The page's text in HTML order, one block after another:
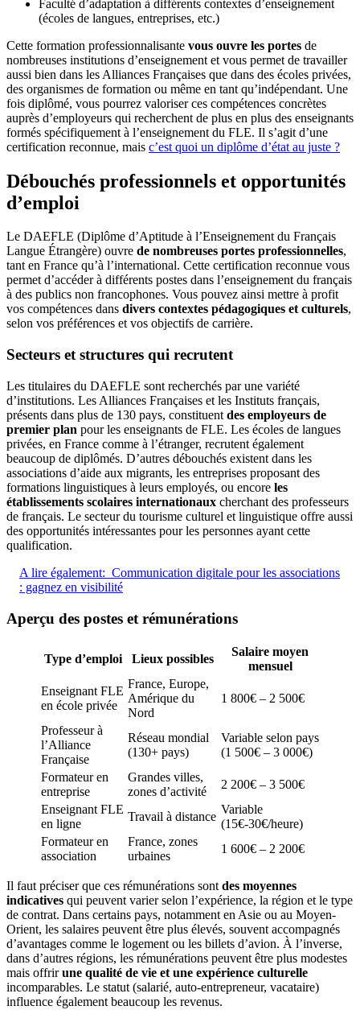
Faculté d’adaptation à différents contextes d’enseignement
(écoles de langues, entreprises, etc.)
Cette formation professionnalisante vous ouvre les portes de
nombreuses institutions d’enseignement et vous permet de travailler
aussi bien dans les Alliances Françaises que dans des écoles privées,
des organismes de formation ou même en tant qu’indépendant. Une
fois diplômé, vous pourrez valoriser ces compétences concrètes
auprès d’employeurs qui recherchent de plus en plus des enseignants
formés spécifiquement à l’enseignement du FLE. Il s’agit d’une
certification reconnue, mais c’est quoi un diplôme d’état au juste ?
Débouchés professionnels et opportunités
d’emploi
Le DAEFLE (Diplôme d’Aptitude à l’Enseignement du Français
Langue Étrangère) ouvre de nombreuses portes professionnelles,
tant en France qu’à l’international. Cette certification reconnue vous
permet d’accéder à différents postes dans l’enseignement du français
à des publics non francophones. Vous pouvez ainsi mettre à profit
vos compétences dans divers contextes pédagogiques et culturels,
selon vos préférences et vos objectifs de carrière.
Secteurs et structures qui recrutent
Les titulaires du DAEFLE sont recherchés par une variété
d’institutions. Les Alliances Françaises et les Instituts français,
présents dans plus de 130 pays, constituent des employeurs de
premier plan pour les enseignants de FLE. Les écoles de langues
privées, en France comme à l’étranger, recrutent également
beaucoup de diplômés. D’autres débouchés existent dans les
associations d’aide aux migrants, les entreprises proposant des
formations linguistiques à leurs employés, ou encore les
établissements scolaires internationaux cherchant des professeurs
de français. Le secteur du tourisme culturel et linguistique offre aussi
des opportunités intéressantes pour les personnes ayant cette
qualification.
A lire également: Communication digitale pour les associations
: gagnez en visibilité
Aperçu des postes et rémunérations
Type d’emploi Lieux possibles
Salaire moyen
mensuel
Enseignant FLE
en école privée
France, Europe,
Amérique du
Nord
1 800€ – 2 500€
Professeur à
l’Alliance
Française
Réseau mondial
(130+ pays)
Variable selon pays
(1 500€ – 3 000€)
Formateur en
entreprise
Grandes villes,
zones d’activité
2 200€ – 3 500€
Enseignant FLE
en ligne
Travail à distance
Variable
(15€-30€/heure)
Formateur en
association
France, zones
urbaines
1 600€ – 2 200€
Il faut préciser que ces rémunérations sont des moyennes
indicatives qui peuvent varier selon l’expérience, la région et le type
de contrat. Dans certains pays, notamment en Asie ou au Moyen-
Orient, les salaires peuvent être plus élevés, souvent accompagnés
d’avantages comme le logement ou les billets d’avion. À l’inverse,
dans d’autres régions, les rémunérations peuvent être plus modestes
mais offrirune qualité de vie et une expérience culturelle
incomparables. Le statut (salarié, auto-entrepreneur, vacataire)
influence également beaucoup les revenus.